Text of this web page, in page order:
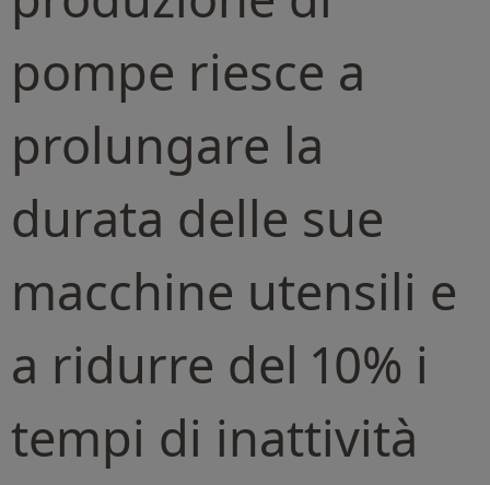
pompe riesce a
prolungare la
durata delle sue
macchine utensili e
a ridurre del 10% i
tempi di inattività